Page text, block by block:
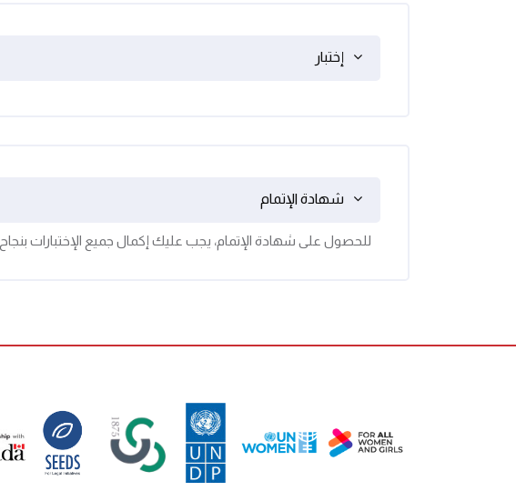
إختبار
شهادة الإتمام
للحصول على شهادة الإتمام، يجب عليك إكمال جميع الإختبارات بنجاح